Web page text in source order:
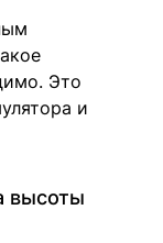
Это
и
высоты